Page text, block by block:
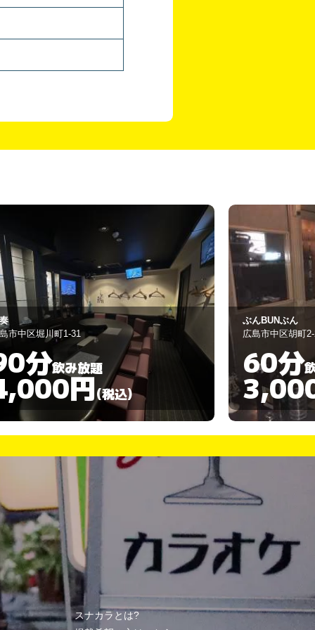
BUNぶん
市中区胡町2-24
分飲み放題
円(税込)
ながつき
広島市中区流川
90分
スナカラとは?